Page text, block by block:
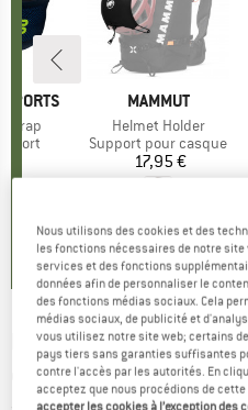
Strap
sport
MARQUE
MAMMUT
Article
Helmet Holder
Product group
Support pour casque
Prix
17,95 €
ENDURA -Xtract Lite
cyclisme
Nous utilisons des cookies et des
les fonctions nécessaires de notre site
services et des fonctions
données afin de personnaliser le
des fonctions médias sociaux. Cela
médias sociaux, de publicité et
vous utilisez notre site web; certains
pays tiers sans garanties suffisantes
contre l'accès par les autorités. En
acceptez que nous procédions de
accepter les cookies à l’exception